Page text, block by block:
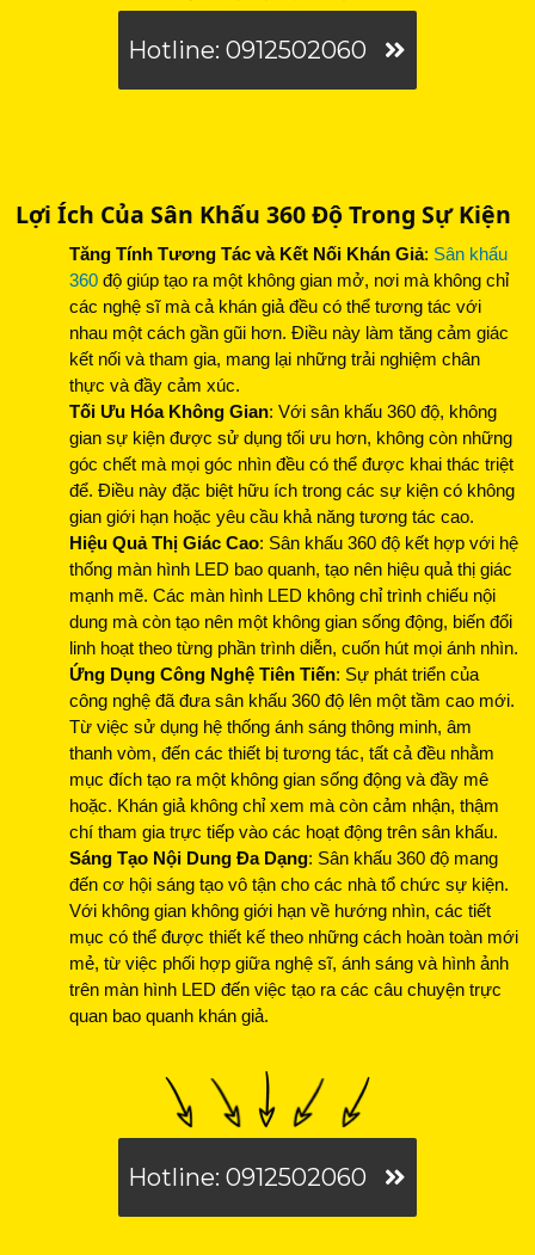
Hotline: 0912502060
Lợi Ích Của Sân Khấu 360 Độ Trong Sự Kiện
Tăng Tính Tương Tác và Kết Nối Khán Giả: Sân khấu
360 độ giúp tạo ra một không gian mở, nơi mà không chỉ
các nghệ sĩ mà cả khán giả đều có thể tương tác với
nhau một cách gần gũi hơn. Điều này làm tăng cảm giác
kết nối và tham gia, mang lại những trải nghiệm chân
thực và đầy cảm xúc.
Tối Ưu Hóa Không Gian: Với sân khấu 360 độ, không
gian sự kiện được sử dụng tối ưu hơn, không còn những
góc chết mà mọi góc nhìn đều có thể được khai thác triệt
để. Điều này đặc biệt hữu ích trong các sự kiện có không
gian giới hạn hoặc yêu cầu khả năng tương tác cao.
Hiệu Quả Thị Giác Cao: Sân khấu 360 độ kết hợp với hệ
thống màn hình LED bao quanh, tạo nên hiệu quả thị giác
mạnh mẽ. Các màn hình LED không chỉ trình chiếu nội
dung mà còn tạo nên một không gian sống động, biến đổi
linh hoạt theo từng phần trình diễn, cuốn hút mọi ánh nhìn.
Ứng Dụng Công Nghệ Tiên Tiến: Sự phát triển của
công nghệ đã đưa sân khấu 360 độ lên một tầm cao mới.
Từ việc sử dụng hệ thống ánh sáng thông minh, âm
thanh vòm, đến các thiết bị tương tác, tất cả đều nhằm
mục đích tạo ra một không gian sống động và đầy mê
hoặc. Khán giả không chỉ xem mà còn cảm nhận, thậm
chí tham gia trực tiếp vào các hoạt động trên sân khấu.
Sáng Tạo Nội Dung Đa Dạng: Sân khấu 360 độ mang
đến cơ hội sáng tạo vô tận cho các nhà tổ chức sự kiện.
Với không gian không giới hạn về hướng nhìn, các tiết
mục có thể được thiết kế theo những cách hoàn toàn mới
mẻ, từ việc phối hợp giữa nghệ sĩ, ánh sáng và hình ảnh
trên màn hình LED đến việc tạo ra các câu chuyện trực
quan bao quanh khán giả.
Hotline: 0912502060